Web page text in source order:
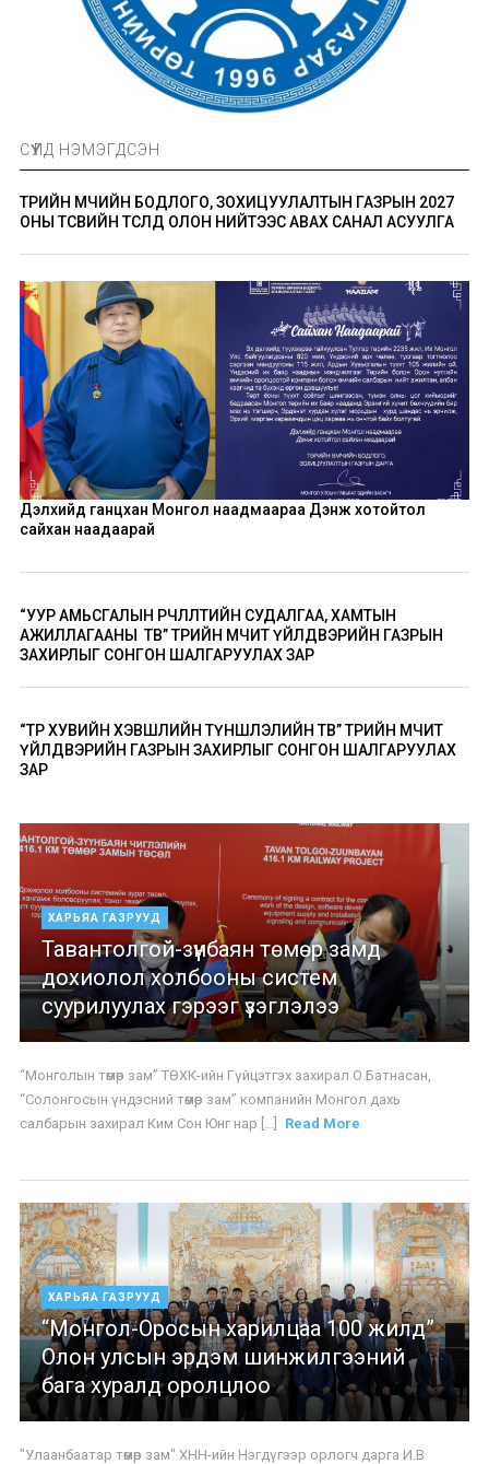
СҮҮЛД НЭМЭГДСЭН
ТӨРИЙН ӨМЧИЙН БОДЛОГО, ЗОХИЦУУЛАЛТЫН ГАЗРЫН 2027
ОНЫ ТӨСВИЙН ТӨСӨЛД ОЛОН НИЙТЭЭС АВАХ САНАЛ АСУУЛГА
Дэлхийд ганцхан Монгол наадмаараа Дэнж хотойтол
сайхан наадаарай
“УУР АМЬСГАЛЫН ӨӨРЧЛӨЛТИЙН СУДАЛГАА, ХАМТЫН
АЖИЛЛАГААНЫ ТӨВ” ТӨРИЙН ӨМЧИТ ҮЙЛДВЭРИЙН ГАЗРЫН
ЗАХИРЛЫГ СОНГОН ШАЛГАРУУЛАХ ЗАР
“ТӨР ХУВИЙН ХЭВШЛИЙН ТҮНШЛЭЛИЙН ТӨВ” ТӨРИЙН ӨМЧИТ
ҮЙЛДВЭРИЙН ГАЗРЫН ЗАХИРЛЫГ СОНГОН ШАЛГАРУУЛАХ
ЗАР
ХАРЬЯА ГАЗРУУД
Тавантолгой-зүүнбаян төмөр замд
дохиолол холбооны систем
суурилуулах гэрээг үзэглэлээ
“Монголын төмөр зам” ТӨХК-ийн Гүйцэтгэх захирал О.Батнасан,
“Солонгосын үндэсний төмөр зам” компанийн Монгол дахь
салбарын захирал Ким Сон Юнг нар [...]
Read More
ХАРЬЯА ГАЗРУУД
“Монгол-Оросын харилцаа 100 жилд”
Олон улсын эрдэм шинжилгээний
бага хуралд оролцлоо
"Улаанбаатар төмөр зам" ХНН-ийн Нэгдүгээр орлогч дарга И.В